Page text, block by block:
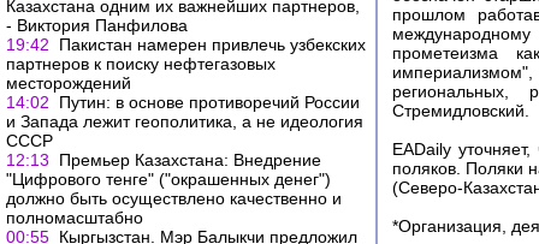
Казахстана одним их важнейших партнеров,
- Виктория Панфилова
19:42
Пакистан намерен привлечь узбекских
партнеров к поиску нефтегазовых
месторождений
14:02
Путин: в основе противоречий России
и Запада лежит геополитика, а не идеология
СССР
12:13
Премьер Казахстана: Внедрение
"Цифрового тенге" ("окрашенных денег")
должно быть осуществлено качественно и
полномасштабно
00:55 Кыргызстан. Мэр Балыкчи предложил
прошлом
прометеизма
региональных,
Стремидловский.
EADaily
поляков. Поляки
(Северо-
*Организация,